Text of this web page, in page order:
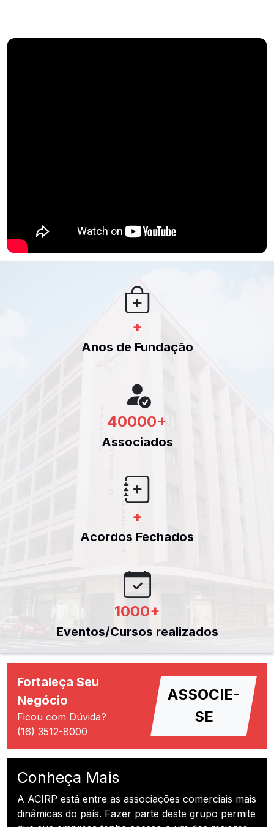
+
Anos de Fundação
40000+
Associados
+
Acordos Fechados
1000+
Eventos/Cursos realizados
Fortaleça Seu
Negócio
Ficou com Dúvida?
(16) 3512-8000
ASSOCIE-
SE
Conheça Mais
A ACIRP está entre as associações comerciais mais
dinâmicas do país. Fazer parte deste grupo permite